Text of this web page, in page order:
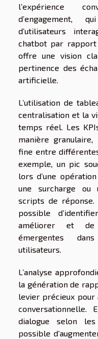
l’expérience
d’engagement,
d’utilisateurs
chatbot par
offre une vision
pertinence des
artificielle.
L’utilisation de
centralisation et la
temps réel. Les
manière
fine entre
exemple, un pic
lors d’une
une surcharge ou
scripts de
possible
améliorer et de
émergentes
utilisateurs.
L’analyse
la génération de
levier précieux pour
conversationnelle.
dialogue selon
possible